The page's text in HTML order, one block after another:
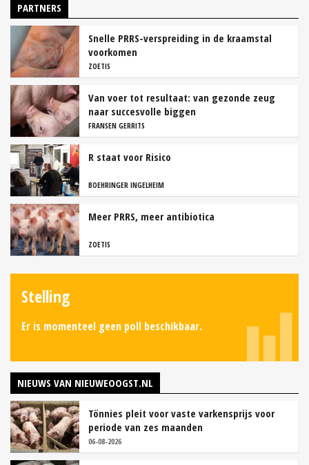
PARTNERS
Snelle PRRS-verspreiding in de kraamstal
voorkomen
ZOETIS
Van voer tot resultaat: van gezonde zeug
naar succesvolle biggen
FRANSEN GERRITS
R staat voor Risico
BOEHRINGER INGELHEIM
Meer PRRS, meer antibiotica
ZOETIS
Stelling
Er is momenteel geen poll beschikbaar.
NIEUWS VAN NIEUWEOOGST.NL
Tönnies pleit voor vaste varkensprijs voor
periode van zes maanden
06-08-2026